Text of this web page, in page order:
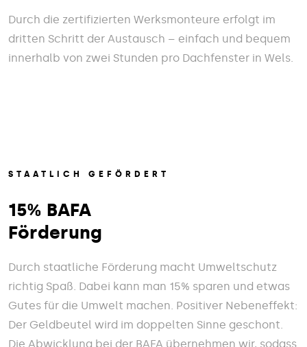
Durch die zertifizierten Werksmonteure erfolgt im
dritten Schritt der Austausch – einfach und bequem
innerhalb von zwei Stunden pro Dachfenster in Wels.
STAATLICH GEFÖRDERT
15% BAFA
Förderung
Durch staatliche Förderung macht Umweltschutz
richtig Spaß. Dabei kann man 15% sparen und etwas
Gutes für die Umwelt machen. Positiver Nebeneffekt:
Der Geldbeutel wird im doppelten Sinne geschont.
Die Abwicklung bei der BAFA übernehmen wir, sodass